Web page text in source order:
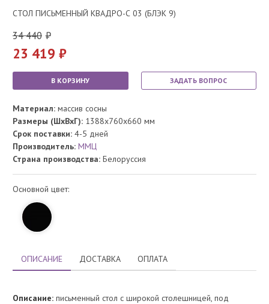
СТОЛ ПИСЬМЕННЫЙ КВАДРО-С 03 (БЛЭК 9)
34 440
23 419
В КОРЗИНУ ЗАДАТЬ ВОПРОС
Материал: массив сосны
Размеры (ШхВхГ): 1388x760x660 мм
Срок поставки: 4-5 дней
Производитель: ММЦ
Страна производства: Белоруссия
Основной цвет:
ОПИСАНИЕ ДОСТАВКА ОПЛАТА
Описание: письменный стол с широкой столешницей, под